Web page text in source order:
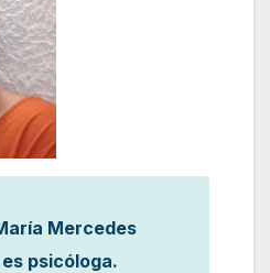
Mercedes
psicóloga.